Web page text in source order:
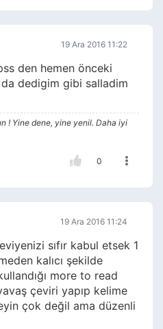
19 Ara 2016 11:22
den hemen önceki
dedigim gibi salladim
! Yine dene, yine yenil. Daha iyi
0
19 Ara 2016 11:24
sıfır kabul etsek 1
kalıcı şekilde
more to read
çeviri yapıp kelime
çok değil ama düzenli